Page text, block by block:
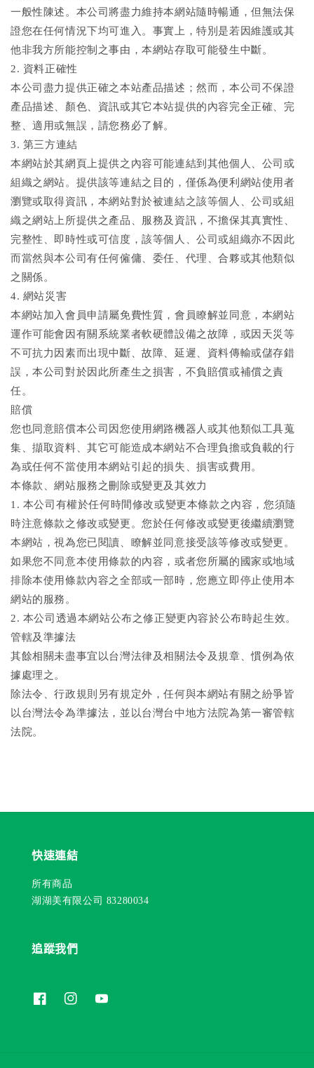
一般性陳述。本公司將盡力維持本網站隨時暢通，但無法保
證您在任何情況下均可進入。事實上，特別是若因維護或其
他非我方所能控制之事由，本網站存取可能發生中斷。
2. 資料正確性
本公司盡力提供正確之本站產品描述；然而，本公司不保證
產品描述、顏色、資訊或其它本站提供的內容完全正確、完
整、適用或無誤，請您務必了解。
3. 第三方連結
本網站於其網頁上提供之內容可能連結到其他個人、公司或
組織之網站。提供該等連結之目的，僅係為便利網站使用者
瀏覽或取得資訊，本網站對於被連結之該等個人、公司或組
織之網站上所提供之產品、服務及資訊，不擔保其真實性、
完整性、即時性或可信度，該等個人、公司或組織亦不因此
而當然與本公司有任何僱傭、委任、代理、合夥或其他類似
之關係。
4. 網站災害
本網站加入會員申請屬免費性質，會員瞭解並同意，本網站
運作可能會因有關系統業者軟硬體設備之故障，或因天災等
不可抗力因素而出現中斷、故障、延遲、資料傳輸或儲存錯
誤，本公司對於因此所產生之損害，不負賠償或補償之責
任。
賠償
您也同意賠償本公司因您使用網路機器人或其他類似工具蒐
集、擷取資料、其它可能造成本網站不合理負擔或負載的行
為或任何不當使用本網站引起的損失、損害或費用。
本條款、網站服務之刪除或變更及其效力
1. 本公司有權於任何時間修改或變更本條款之內容，您須隨
時注意條款之修改或變更。您於任何修改或變更後繼續瀏覽
本網站，視為您已閱讀、瞭解並同意接受該等修改或變更。
如果您不同意本使用條款的內容，或者您所屬的國家或地域
排除本使用條款內容之全部或一部時，您應立即停止使用本
網站的服務。
2. 本公司透過本網站公布之修正變更內容於公布時起生效。
管轄及準據法
其餘相關未盡事宜以台灣法律及相關法令及規章、慣例為依
據處理之。
除法令、行政規則另有規定外，任何與本網站有關之紛爭皆
以台灣法令為準據法，並以台灣台中地方法院為第一審管轄
法院。
快速連結
所有商品
湖湖美有限公司 83280034
追蹤我們